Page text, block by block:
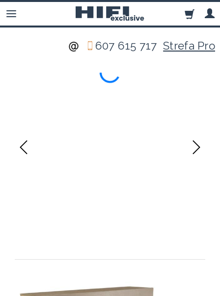
607 615 717Strefa Pro